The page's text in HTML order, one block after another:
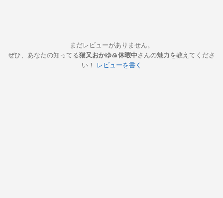
まだレビューがありません。
ぜひ、あなたの知ってる猫又おかゆ🍙休暇中さんの魅力を教えてくださ
い！
レビューを書く